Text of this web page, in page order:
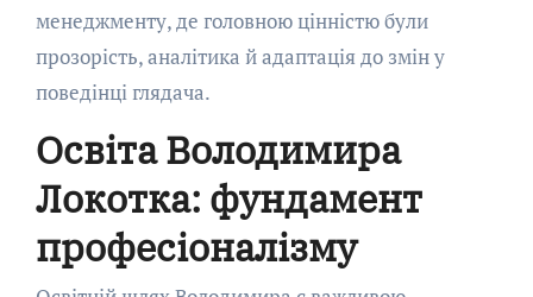
менеджменту, де головною цінністю були
прозорість, аналітика й адаптація до змін у
поведінці глядача.
Освіта Володимира
Локотка: фундамент
професіоналізму